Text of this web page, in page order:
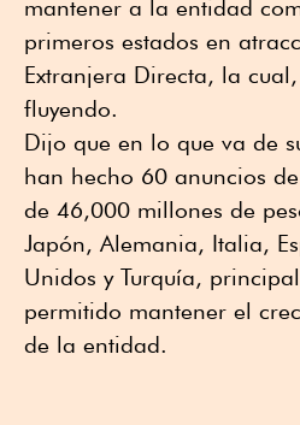
mantener a la entidad
primeros estados en
Extranjera Directa, la
fluyendo.
Dijo que en lo que va de
han hecho 60 anuncios
de 46,000 millones de
Japón, Alemania, Italia,
Unidos y Turquía,
permitido mantener el
de la entidad.